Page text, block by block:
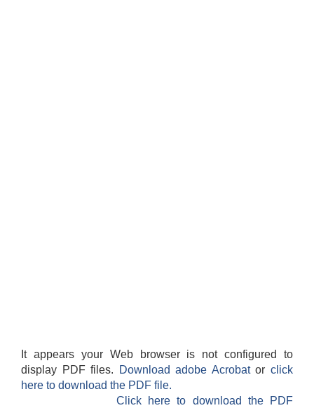
It appears your Web browser is not configured to
display PDF files.
Download adobe Acrobatorclick
here to download the PDF file.
Click here to download the PDF